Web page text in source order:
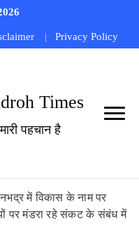
Privacy Policy
Times
पहचान है
में विकास के नाम पर
पर मंडरा रहे संकट के संबंध में